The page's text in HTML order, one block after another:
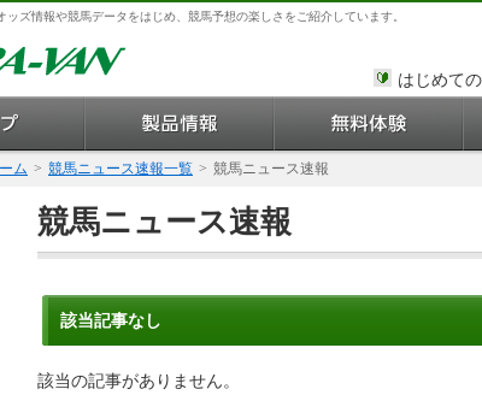
ッズ情報や競馬データをはじめ、競馬予想の楽しさをご紹介しています。
はじめて
ム > 競馬ニュース速報一覧 > 競馬ニュース速報
競馬ニュース速報
該当記事なし
該当の記事がありません。